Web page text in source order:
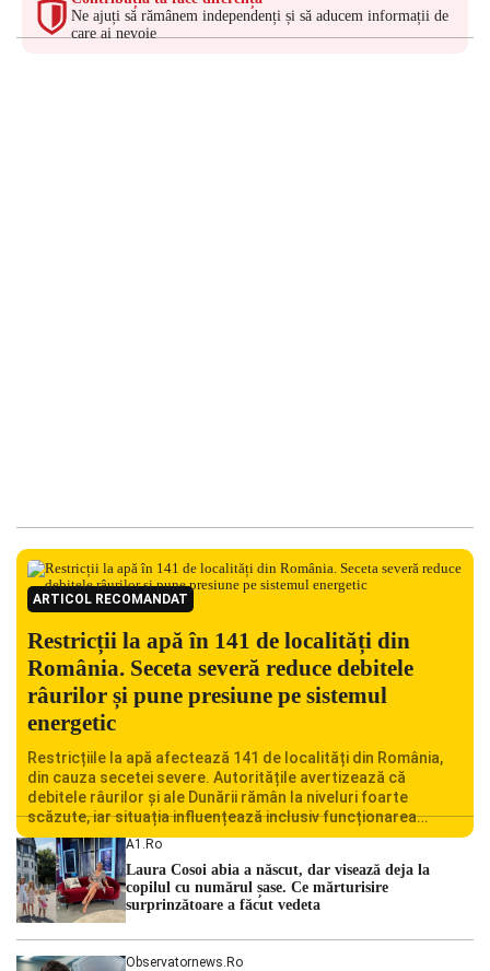
Ne ajuți să rămânem independenți și să aducem informații de
care ai nevoie
ARTICOL RECOMANDAT
Restricții la apă în 141 de localități din
România. Seceta severă reduce debitele
râurilor și pune presiune pe sistemul
energetic
Restricțiile la apă afectează 141 de localități din România,
din cauza secetei severe. Autoritățile avertizează că
debitele râurilor și ale Dunării rămân la niveluri foarte
scăzute, iar situația influențează inclusiv funcționarea
Centralei Nucleare de la Cernavodă. România se confruntă
cu una dintre cele mai dificile perioade din punct de vedere
hidrologic din ultimii ani. Lipsa […]
A1.ro
Laura Cosoi abia a născut, dar visează deja la
copilul cu numărul șase. Ce mărturisire
surprinzătoare a făcut vedeta
Observatornews.ro